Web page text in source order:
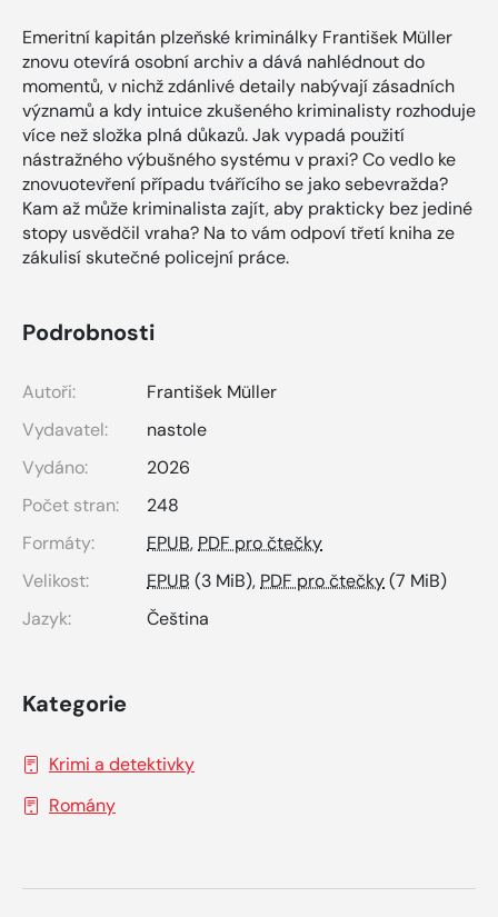
Emeritní kapitán plzeňské kriminálky František Müller
znovu otevírá osobní archiv a dává nahlédnout do
momentů, v nichž zdánlivé detaily nabývají zásadních
významů a kdy intuice zkušeného kriminalisty rozhoduje
více než složka plná důkazů. Jak vypadá použití
nástražného výbušného systému v praxi? Co vedlo ke
znovuotevření případu tvářícího se jako sebevražda?
Kam až může kriminalista zajít, aby prakticky bez jediné
stopy usvědčil vraha? Na to vám odpoví třetí kniha ze
zákulisí skutečné policejní práce.
Podrobnosti
Autoři:
František Müller
Vydavatel:
nastole
Vydáno:
2026
Počet stran:
248
Formáty:
EPUB,PDF pro čtečky
Velikost:
EPUB (3 MiB),PDF pro čtečky(7 MiB)
Jazyk:
Čeština
Kategorie
Krimi a detektivky
Romány